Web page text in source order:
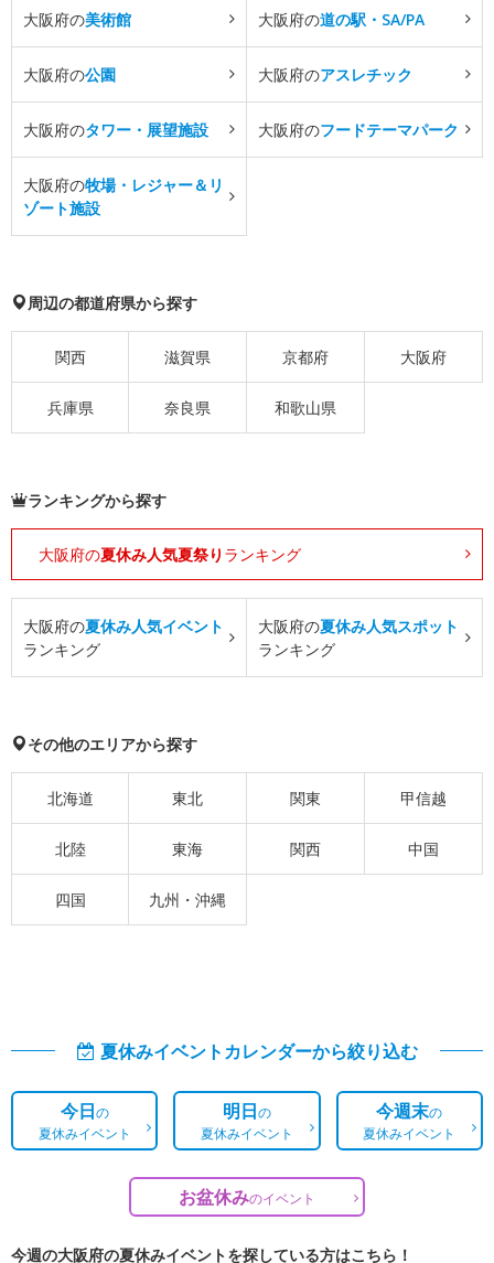
大阪府の美術館 大阪府の道の駅・SA/PA
大阪府の公園 大阪府のアスレチック
大阪府のタワー・展望施設 大阪府のフードテーマパーク
大阪府の牧場・レジャー＆リ
ゾート施設
周辺の都道府県から探す
関西 滋賀県 京都府 大阪府
兵庫県 奈良県 和歌山県
ランキングから探す
大阪府の夏休み人気夏祭り ランキング
大阪府の夏休み人気イベント
ランキング
大阪府の夏休み人気スポット
ランキング
その他のエリアから探す
北海道 東北 関東 甲信越
北陸 東海 関西 中国
四国 九州・沖縄
夏休みイベントカレンダーから絞り込む
今日の
夏休みイベント
明日の
夏休みイベント
今週末の
夏休みイベント
お盆休みのイベント
今週の大阪府の夏休みイベントを探している方はこちら！